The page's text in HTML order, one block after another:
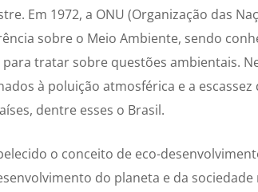
Em 1972, a ONU (Organização das
sobre o Meio Ambiente, sendo
para tratar sobre questões ambientais.
à poluição atmosférica e a
dentre esses o Brasil.
o conceito de eco-
do planeta e da